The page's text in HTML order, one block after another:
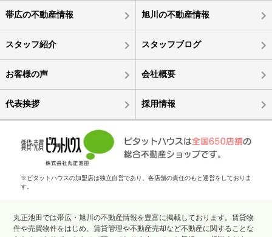
帯広の不動産情報 旭川の不動産情報
スタッフ紹介 スタッフブログ
お客様の声 会社概要
代表挨拶 採用情報
※ピタットハウスの加盟店は独立自営であり、各店舗の責任のもと運営をしておりま
す。
丸正池田では帯広・旭川の不動産情報を豊富に掲載しております。賃貸物
件や売買物件をはじめ、賃貸管理や不動産売却など不動産に関することな